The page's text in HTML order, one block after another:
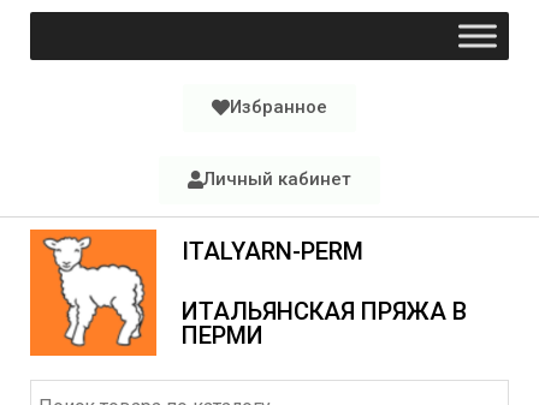
Избранное
Личный кабинет
ITALYARN-PERM
ИТАЛЬЯНСКАЯ ПРЯЖА В
ПЕРМИ